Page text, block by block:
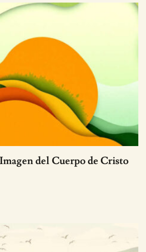
del Cuerpo de Cristo